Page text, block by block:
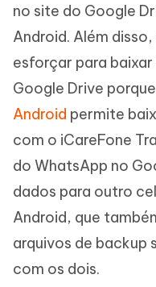
no site do Google
Android. Além
esforçar para
Google Drive
Android permite
com o iCareFone
do WhatsApp no
dados para outro
Android, que
arquivos de backup
com os dois.